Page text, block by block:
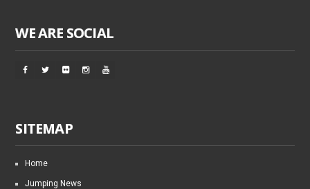
WE ARE SOCIAL
SITEMAP
Home
Jumping News